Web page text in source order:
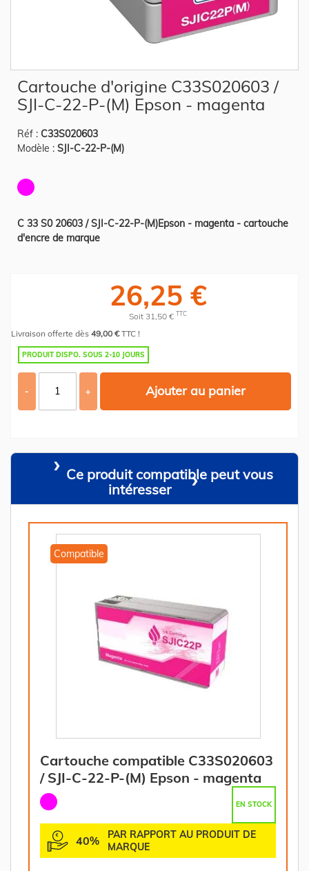
the
beginning
images
gallery
Cartouche d'origine C33S020603 /
SJI-C-22-P-(M) Epson - magenta
Réf : C33S020603
Modèle : SJI-C-22-P-(M)
C 33 S0 20603 / SJI-C-22-P-(M)Epson - magenta - cartouche
d'encre de marque
26,25 €
Soit 31,50 € TTC
Livraison offerte dès 49,00 €TTC !
PRODUIT DISPO. SOUS 2-10 JOURS
- + Ajouter au panier
Ce produit compatible peut vous
intéresser
Compatible
Cartouche compatible C33S020603
/ SJI-C-22-P-(M) Epson - magenta
EN STOCK
40%
PAR RAPPORT AU PRODUIT DE
MARQUE